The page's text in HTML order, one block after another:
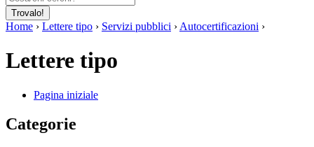
Trovalo!
Home › Lettere tipo › Servizi pubblici › Autocertificazioni ›
Lettere tipo
Pagina iniziale
Categorie